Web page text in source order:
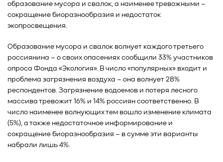
образование мусора и свалок, а наименее тревожными –
сокращение биоразнообразия и недостаток
экопросвещения.
Образование мусора и свалок волнует каждого третьего
россиянина – о своих опасениях сообщили 33% участников
опроса Фонда «Экология». В число «популярных» входит и
проблема загрязнения воздуха – она волнует 28%
респондентов. Загрязнение водоемов и потеря лесного
массива тревожит 16% и 14% россиян соответственно. В
число наименее волнующих тем вошло изменение климата
(5%), а также недостаточное информирование и
сокращение биоразнообразия – в сумме эти варианты
набрали лишь 4%.